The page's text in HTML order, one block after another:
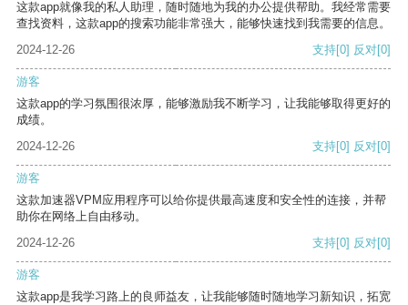
这款app就像我的私人助理，随时随地为我的办公提供帮助。我经常需要
查找资料，这款app的搜索功能非常强大，能够快速找到我需要的信息。
2024-12-26
支持[0] 反对[0]
游客
这款app的学习氛围很浓厚，能够激励我不断学习，让我能够取得更好的
成绩。
2024-12-26
支持[0] 反对[0]
游客
这款加速器VPM应用程序可以给你提供最高速度和安全性的连接，并帮
助你在网络上自由移动。
2024-12-26
支持[0] 反对[0]
游客
这款app是我学习路上的良师益友，让我能够随时随地学习新知识，拓宽